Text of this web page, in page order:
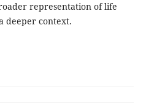
representation of life
deeper context.